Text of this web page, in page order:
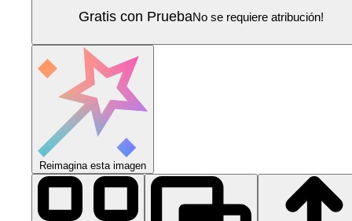
Gratis con PruebaNo se requiere atribución!
Reimagina esta imagen